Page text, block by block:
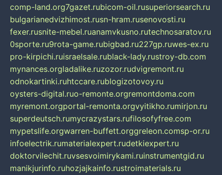
comp-land.org7gazet.rubicom-oil.rusuperiorsearch.ru
bulgarianedvizhimost.rusn-hram.rusenovosti.ru
fexer.rusnite-mebel.ruanamvkusno.rutechnosaratov.ru
0sporte.ru9rota-game.rubigbad.ru227gp.ruwes-ex.ru
pro-kirpichi.ruisraelsale.rublack-lady.rustroy-db.com
mynances.orgladalike.ruzozor.rudvigremont.ru
odnokartinki.ruhtccare.rublogizotovoy.ru
oysters-digital.ruo-remonte.orgremontdoma.com
myremont.orgportal-remonta.orgvyitikho.rumirjon.ru
superdeutsch.rumycrazystars.rufilosofyfree.com
mypetslife.orgwarren-buffett.orggreleon.comsp-or.ru
infoelectrik.rumaterialexpert.rudetkiexpert.ru
doktorvilechit.ruvsesvoimirykami.ruinstrumentgid.ru
manikjurinfo.ruhozjajkainfo.rustroimaterials.ru